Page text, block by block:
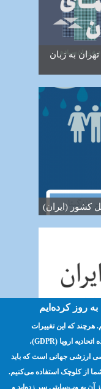
شهرداری تهران به زبان
در کشور
روز کرده‌ایم
هرچند که این تغییرات
تضمینی است بر پیروی از مقررات عمومی حافظت از داده اتحادیه اروپا (GDPR)،‌
ارزشی جهانی است که باید
از کلوچک استفاده می‌کنیم.
آن به وب‌سایتی سر زده‌اید و